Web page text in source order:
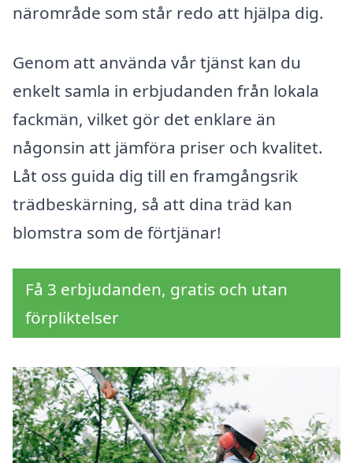
närområde som står redo att hjälpa dig.
Genom att använda vår tjänst kan du
enkelt samla in erbjudanden från lokala
fackmän, vilket gör det enklare än
någonsin att jämföra priser och kvalitet.
Låt oss guida dig till en framgångsrik
trädbeskärning, så att dina träd kan
blomstra som de förtjänar!
Få 3 erbjudanden, gratis och utan
förpliktelser